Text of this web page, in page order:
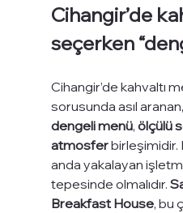
Cihangir’de
seçerken
Cihangir’de kahvaltı
sorusunda asıl aranan,
dengeli menü, ölçülü
atmosfer birleşimidir.
anda yakalayan
tepesinde olmalıdır.
Breakfast House, bu